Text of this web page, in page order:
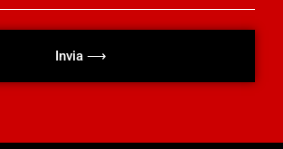
Invia ⟶